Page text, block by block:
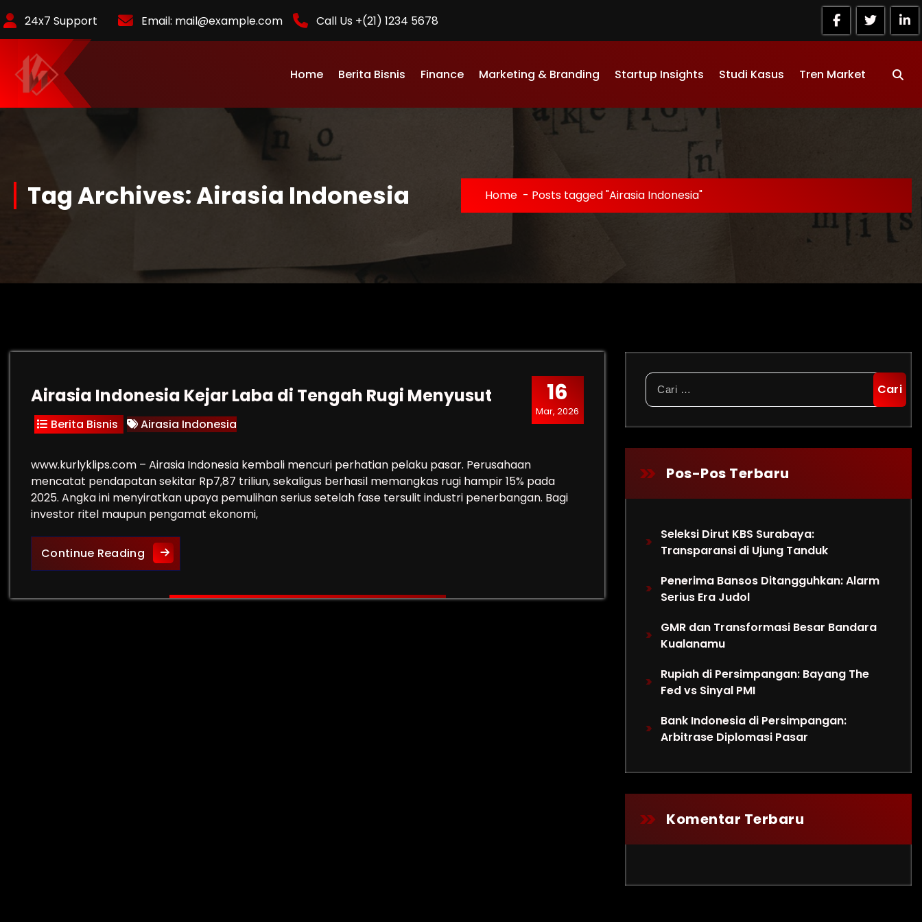
to
Content
24x7 Support Email: mail@example.com Call Us +(21) 1234 5678
KurlyKlips menyajikan informasi bisnis terbaru, strategi usaha,
Home Berita Bisnis Finance Marketing & Branding Startup Insights Studi Kasus Tren Market
Tag Archives: Airasia Indonesia Home - Posts tagged "Airasia Indonesia"
16
Mar, 2026
Airasia Indonesia Kejar Laba di Tengah Rugi Menyusut
Berita Bisnis Airasia Indonesia
www.kurlyklips.com – Airasia Indonesia kembali mencuri perhatian pelaku pasar. Perusahaan
mencatat pendapatan sekitar Rp7,87 triliun, sekaligus berhasil memangkas rugi hampir 15% pada
2025. Angka ini menyiratkan upaya pemulihan serius setelah fase tersulit industri penerbangan. Bagi
investor ritel maupun pengamat ekonomi,
Continue ReadingAirasia Indonesia Kejar Laba di Tengah Rugi Menyusut
Cari
untuk:
Pos-Pos Terbaru
Seleksi Dirut KBS Surabaya:
Transparansi di Ujung Tanduk
Penerima Bansos Ditangguhkan: Alarm
Serius Era Judol
GMR dan Transformasi Besar Bandara
Kualanamu
Rupiah di Persimpangan: Bayang The
Fed vs Sinyal PMI
Bank Indonesia di Persimpangan:
Arbitrase Diplomasi Pasar
Komentar Terbaru